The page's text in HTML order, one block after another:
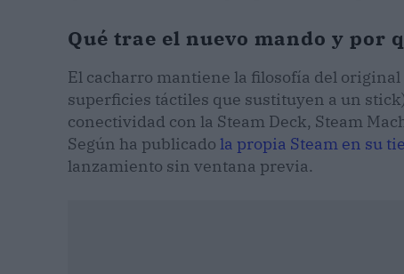
Qué trae el nuevo mando y por
El cacharro mantiene la filosofía del
superficies táctiles que sustituyen a un
conectividad con la Steam Deck, Steam
Según ha publicado la propia Steam en su
lanzamiento sin ventana previa.